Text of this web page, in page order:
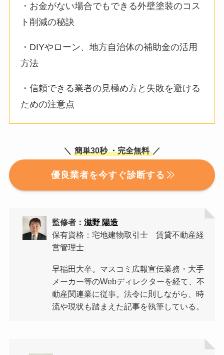
・お金がない場合でもできる外壁塗装のコス
ト削減の秘訣
・DIYやローン、地方自治体の補助金の活用
方法
・信頼できる業者の見極め方と失敗を避ける
ための注意点
＼ 簡単30秒 ・完全無料 ／
優良業者を今すぐ診断する
監修者： 滋野 陽造
保有資格：宅地建物取引士 賃貸不動産経
営管理士
早稲田大卒。マスコミ広報宣伝業務・大手
メーカー等のWebディレクターを経て、不
動産関連業に従事。法令に則しながら、時
流や現状も踏まえた記事を執筆している。